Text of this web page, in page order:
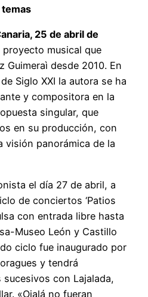
25 de abril de
proyecto musical que
Guimeraì desde 2010. En
Siglo XXI la autora se ha
y compositora en la
singular, que
en su producción, con
visión panorámica de la
el día 27 de abril, a
de conciertos ‘Patios
con entrada libre hasta
Museo León y Castillo
ciclo fue inaugurado por
y tendrá
con Lajalada,
«Ojalá no fueran